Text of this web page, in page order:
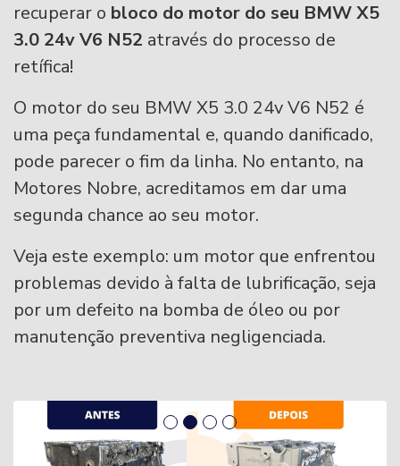
recuperar o bloco do motor do seu BMW X5
3.0 24v V6 N52 através do processo de
retífica!
O motor do seu BMW X5 3.0 24v V6 N52 é
uma peça fundamental e, quando danificado,
pode parecer o fim da linha. No entanto, na
Motores Nobre, acreditamos em dar uma
segunda chance ao seu motor.
Veja este exemplo: um motor que enfrentou
problemas devido à falta de lubrificação, seja
por um defeito na bomba de óleo ou por
manutenção preventiva negligenciada.